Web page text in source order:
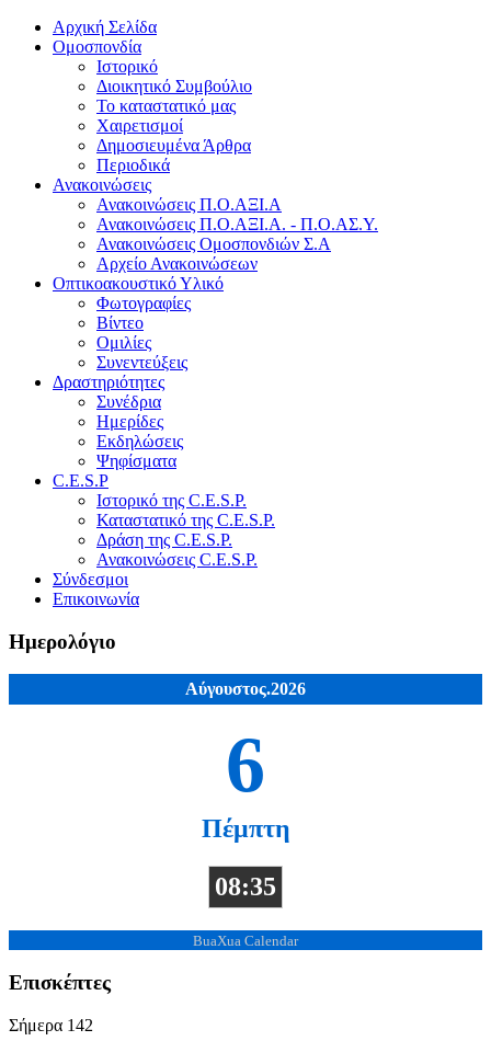
Αρχική Σελίδα
Ομοσπονδία
Ιστορικό
Διοικητικό Συμβούλιο
Το καταστατικό μας
Χαιρετισμοί
Δημοσιευμένα Άρθρα
Περιοδικά
Ανακοινώσεις
Ανακοινώσεις Π.Ο.ΑΞΙ.Α
Ανακοινώσεις Π.Ο.ΑΞΙ.Α. - Π.Ο.ΑΣ.Υ.
Ανακοινώσεις Ομοσπονδιών Σ.Α
Αρχείο Ανακοινώσεων
Οπτικοακουστικό Υλικό
Φωτογραφίες
Βίντεο
Ομιλίες
Συνεντεύξεις
Δραστηριότητες
Συνέδρια
Ημερίδες
Εκδηλώσεις
Ψηφίσματα
C.E.S.P
Ιστορικό της C.E.S.P.
Καταστατικό της C.E.S.P.
Δράση της C.E.S.P.
Ανακοινώσεις C.E.S.P.
Σύνδεσμοι
Επικοινωνία
Ημερολόγιο
Αύγουστος.2026
6
Πέμπτη
08:35
BuaXua Calendar
Επισκέπτες
Σήμερα 142